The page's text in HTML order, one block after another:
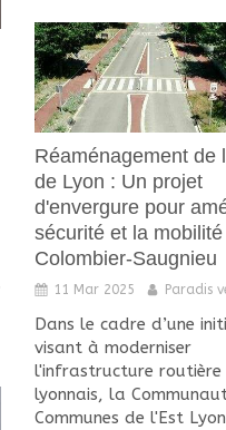
Réaménagement de
de Lyon : Un projet
d'envergure pour
sécurité et la
Colombier-Saugnieu
11 Mar 2025 Paradis
Dans le cadre d’une
visant à moderniser
l'infrastructure routière
lyonnais, la
Communes de l'Est